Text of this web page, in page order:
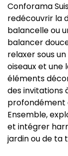
Conforama
redécouvrir la
balancelle ou
balancer
relaxer sous
oiseaux et une
éléments
des invitations
profondément
Ensemble,
et intégrer
jardin ou de ta